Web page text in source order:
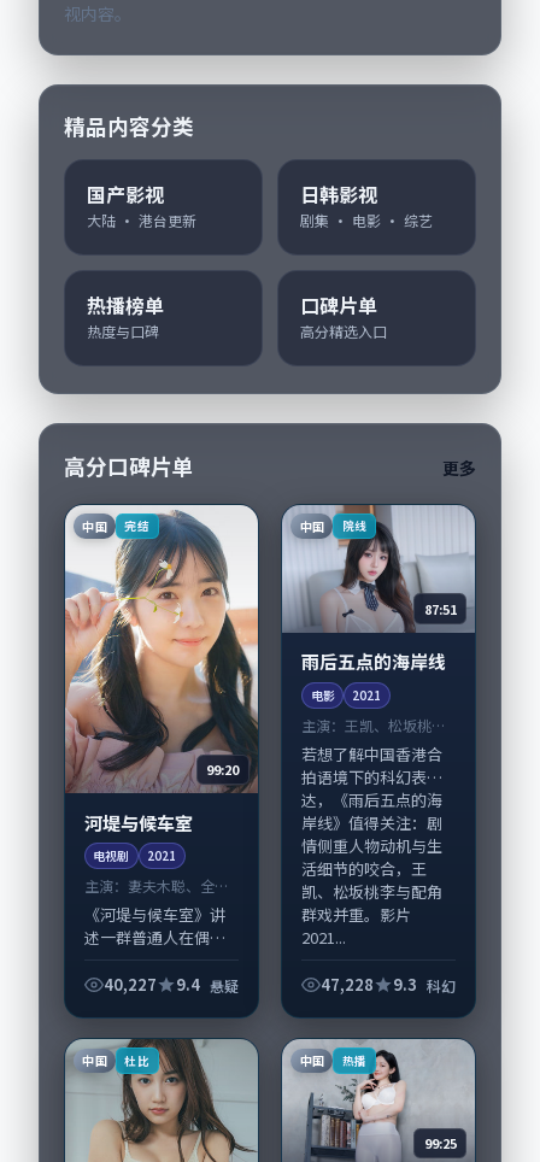
视内容。
精品内容分类
国产影视
大陆 · 港台更新
日韩影视
剧集 · 电影 · 综艺
热播榜单
热度与口碑
口碑片单
高分精选入口
高分口碑片单 更多
中国 完结
99:20
河堤与候车室
电视剧 2021
主演： 妻夫木聪、全智
贤 等
《河堤与候车室》讲
述一群普通人在偶然
轨迹的故事，悬疑类
野秀明擅长留白叙
事，妻夫木聪、全智
40,227 9.4 悬疑
中国 院线
87:51
雨后五点的海岸线
电影 2021
主演： 王凯、松坂桃李
等
若想了解中国香港合
拍语境下的科幻表
达，《雨后五点的海
岸线》值得关注：剧
情侧重人物动机与生
活细节的咬合，王
凯、松坂桃李与配角
群戏并重。影片
2021...
47,228 9.3 科幻
中国 杜比 中国 热播
99:25